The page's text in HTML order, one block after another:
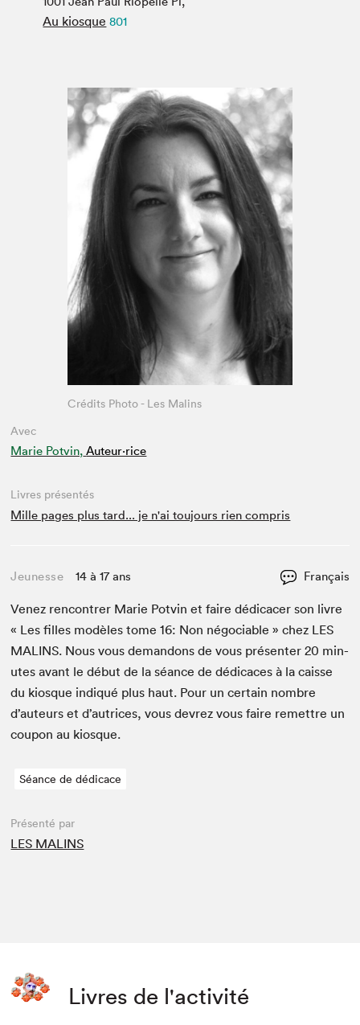
Espace médias
Au kiosque 801
Avec
Marie Potvin, Auteur·rice
Crédits Photo - Les Malins
Livres présentés
Mille pages plus tard... je n'ai toujours rien compris
Jeunesse 14 à 17 ans Français
Venez ren­con­tr­er Marie Potvin et faire dédi­cac­er son livre
« Les filles mod­èles tome16: Non négo­cia­ble » chez LES
MALINS. Nous vous deman­dons de vous présen­ter20 min­
utes avant le début de la séance de dédi­caces à la caisse
du kiosque indiqué plus haut. Pour un cer­tain nom­bre
d’auteurs et d’autrices, vous devrez vous faire remet­tre un
coupon au kiosque.
Séance de dédicace
Présenté par
LES MALINS
Livres de l'activité